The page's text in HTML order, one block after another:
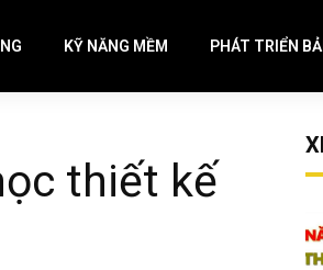
KỸ NĂNG MỀM PHÁT TRIỂN
thiết kế